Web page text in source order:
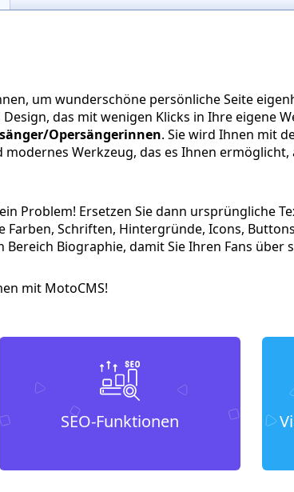
um wunderschöne persönliche Seite
das mit wenigen Klicks in Ihre eigene
Opersängerinnen. Sie wird Ihnen mit
Werkzeug, das es Ihnen
Problem! Ersetzen Sie dann ursprüngliche
Farben, Schriften, Hintergründe, Icons,
Biographie, damit Sie Ihren Fans über
mit MotoCMS!
SEO-Funktionen